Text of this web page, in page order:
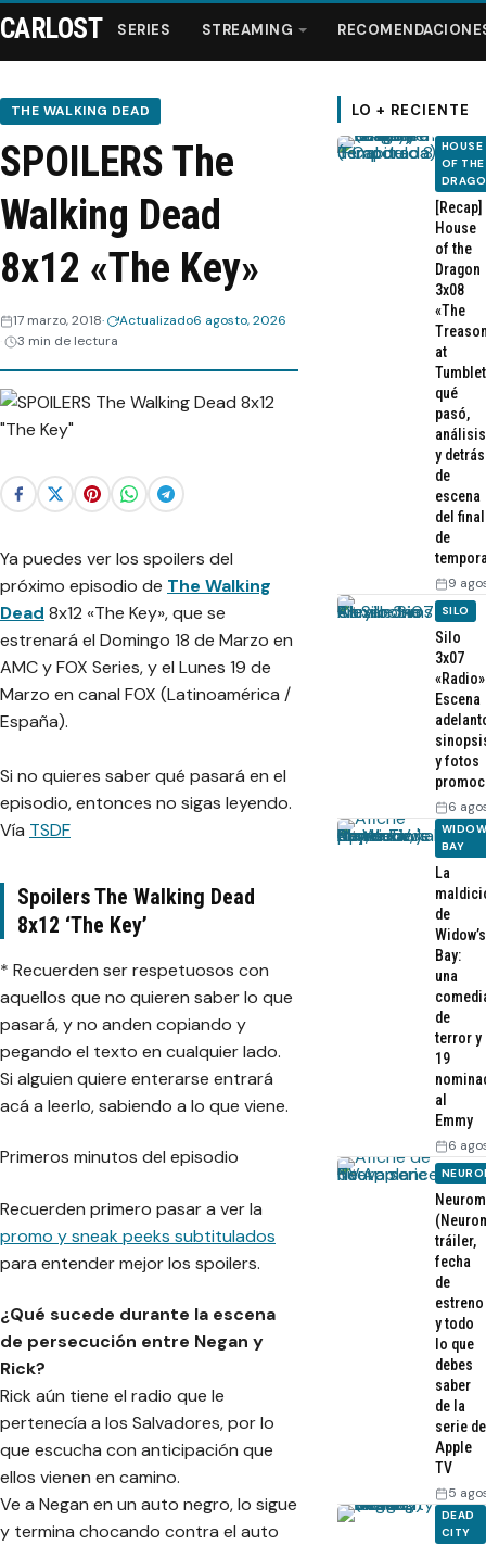
Series
Streaming
Recomendaciones
Videos
Webisodios
CARLOST SERIES STREAMING
THE WALKING DEAD
SPOILERS The
Walking Dead
8x12 «The Key»
17 marzo, 2018 Actualizado6 agosto, 2026
3 min de lectura
Ya puedes ver los spoilers del
próximo episodio de The Walking
Dead 8x12 «The Key», que se
estrenará el Domingo 18 de Marzo en
AMC y FOX Series, y el Lunes 19 de
Marzo en canal FOX (Latinoamérica /
España).
Si no quieres saber qué pasará en el
episodio, entonces no sigas leyendo.
Vía TSDF
Spoilers The Walking Dead
8x12 ‘The Key’
* Recuerden ser respetuosos con
aquellos que no quieren saber lo que
pasará, y no anden copiando y
pegando el texto en cualquier lado.
Si alguien quiere enterarse entrará
acá a leerlo, sabiendo a lo que viene.
Primeros minutos del episodio
Recuerden primero pasar a ver la
promo y sneak peeks subtitulados
para entender mejor los spoilers.
¿Qué sucede durante la escena
de persecución entre Negan y
Rick?
Rick aún tiene el radio que le
pertenecía a los Salvadores, por lo
que escucha con anticipación que
ellos vienen en camino.
Ve a Negan en un auto negro, lo sigue
y termina chocando contra el auto
LO + RECIENTE
HOUSE
OF THE
[Recap]
House
of the
Dragon
3x08
«The
at
qué
pasó,
análisis
y detrás
de
escena
del final
de
9
SILO
Silo
3x07
Escena
y fotos
6
BAY
La
de
Widow’s
Bay:
una
de
terror y
19
al
Emmy
6
tráiler,
fecha
de
estreno
y todo
lo que
debes
saber
de la
serie de
Apple
TV
5
DEAD
CITY